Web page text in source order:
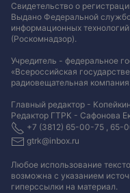
Свидетельство о
Выдано Федеральной
информационных
(Роскомнадзор).
Учредитель - федеральное
«Всероссийская
радиовещательная
Главный редактор -
Редактор ГТРК - Сафонова
+7 (3812) 65-00-75 , 65-
gtrk@inbox.ru
Любое использование
возможна с указанием
гиперссылки на материал.